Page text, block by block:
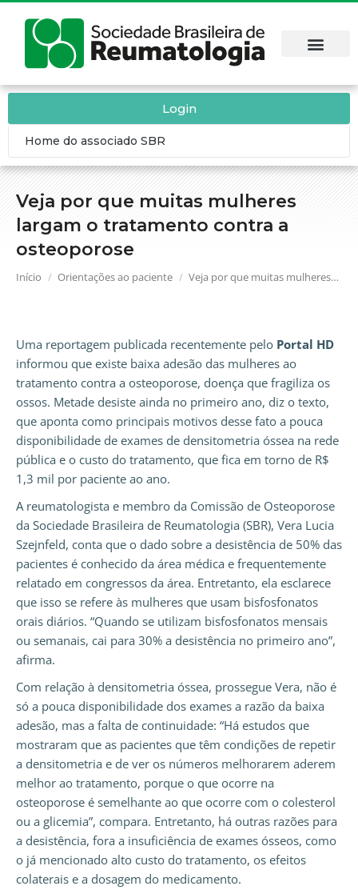
Veja por que muitas mulheres
largam o tratamento contra a
osteoporose
Você está aqui:
Início Orientações ao paciente Veja por que muitas mulheres…
Login
Home do associado SBR
Uma reportagem publicada recentemente pelo Portal HD
informou que existe baixa adesão das mulheres ao
tratamento contra a osteoporose, doença que fragiliza os
ossos. Metade desiste ainda no primeiro ano, diz o texto,
que aponta como principais motivos desse fato a pouca
disponibilidade de exames de densitometria óssea na rede
pública e o custo do tratamento, que fica em torno de R$
1,3 mil por paciente ao ano.
A reumatologista e membro da Comissão de Osteoporose
da Sociedade Brasileira de Reumatologia (SBR), Vera Lucia
Szejnfeld, conta que o dado sobre a desistência de 50% das
pacientes é conhecido da área médica e frequentemente
relatado em congressos da área. Entretanto, ela esclarece
que isso se refere às mulheres que usam bisfosfonatos
orais diários. “Quando se utilizam bisfosfonatos mensais
ou semanais, cai para 30% a desistência no primeiro ano”,
afirma.
Com relação à densitometria óssea, prossegue Vera, não é
só a pouca disponibilidade dos exames a razão da baixa
adesão, mas a falta de continuidade: “Há estudos que
mostraram que as pacientes que têm condições de repetir
a densitometria e de ver os números melhorarem aderem
melhor ao tratamento, porque o que ocorre na
osteoporose é semelhante ao que ocorre com o colesterol
ou a glicemia”, compara. Entretanto, há outras razões para
a desistência, fora a insuficiência de exames ósseos, como
o já mencionado alto custo do tratamento, os efeitos
colaterais e a dosagem do medicamento.